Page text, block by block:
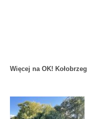
Więcej na OK! Kołobrzeg